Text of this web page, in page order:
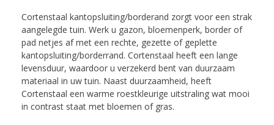
Cortenstaal kantopsluiting/borderand zorgt voor een strak
aangelegde tuin. Werk u gazon, bloemenperk, border of
pad netjes af met een rechte, gezette of geplette
kantopsluiting/borderrand. Cortenstaal heeft een lange
levensduur, waardoor u verzekerd bent van duurzaam
materiaal in uw tuin. Naast duurzaamheid, heeft
Cortenstaal een warme roestkleurige uitstraling wat mooi
in contrast staat met bloemen of gras.